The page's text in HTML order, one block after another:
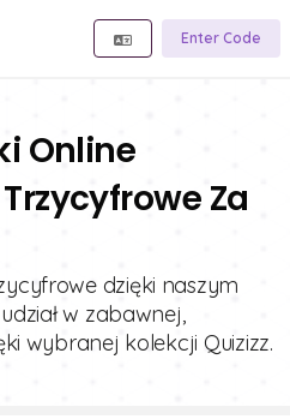
Enter Code
Online
Za
dzięki naszym
w zabawnej,
wybranej kolekcji Quizizz.